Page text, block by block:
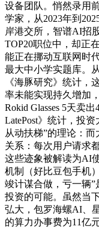
设备团队。悄然录用
学家，从2023年到
岸港交所，智谱AI招
TOP20职位中，却正
能正在挪动互联网时
最大中小学实题库。
《海豚研究》统计，
率未能实现持久增加
Rokid Glasses 5天卖
LatePost》统计，投
从动扶梯”的理论：
关系：每次用户请求
这些迹象被解读为AI
机制（好比豆包手机
竣计谋合做，亏一辆
投资的可能。虽然当
弘大，包罗海螺AI、
的算力办事费为‌11亿